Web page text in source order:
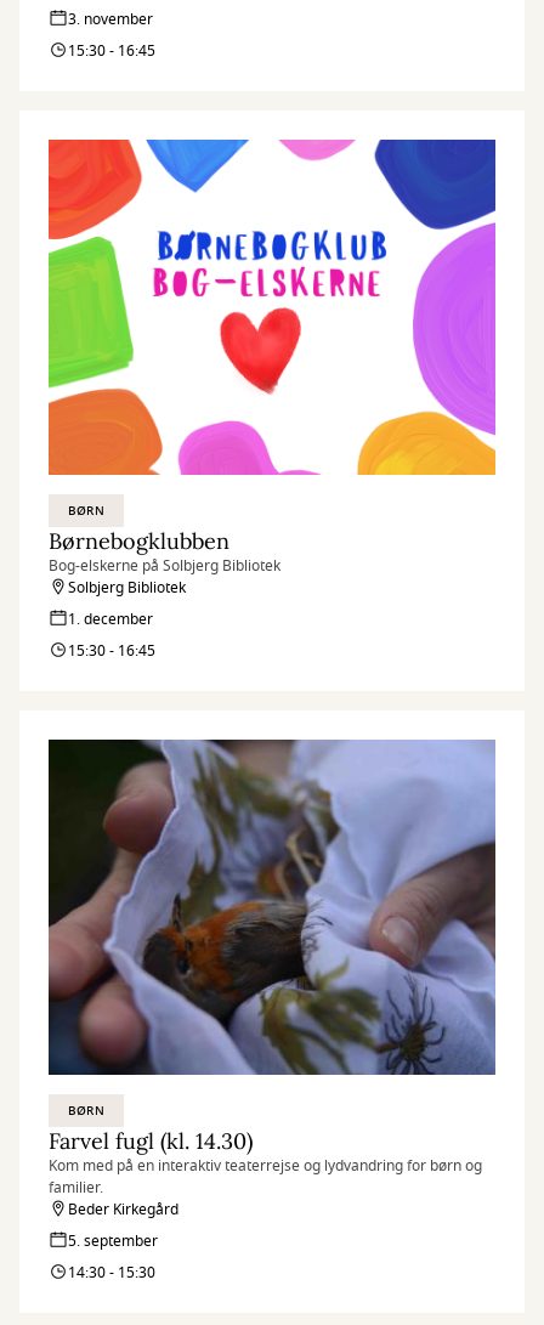
3. november
15:30 - 16:45
BØRN
Børnebogklubben
Bog-elskerne på Solbjerg Bibliotek
Solbjerg Bibliotek
1. december
15:30 - 16:45
BØRN
Farvel fugl (kl. 14.30)
Kom med på en interaktiv teaterrejse og lydvandring for børn og
familier.
Beder Kirkegård
5. september
14:30 - 15:30